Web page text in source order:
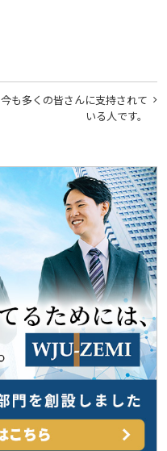
今も多くの皆さんに支持されて
いる人です。